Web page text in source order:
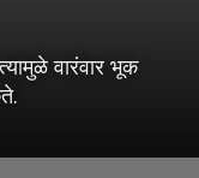
वारंवार भूक